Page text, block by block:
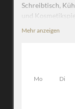
Schreibtisch,
und
Bodensee oder
Mehr anzeigen
Mo Di